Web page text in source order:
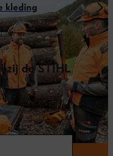
kleding
de STIHL